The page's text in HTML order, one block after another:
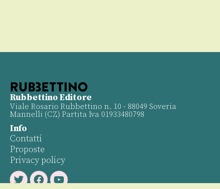
Rubbettino Editore
Viale Rosario Rubbettino n. 10 - 88049 Soveria
Mannelli (CZ) Partita Iva 01933480798
Info
Contatti
Proposte
Privacy policy
TwitterFacebookYoutube